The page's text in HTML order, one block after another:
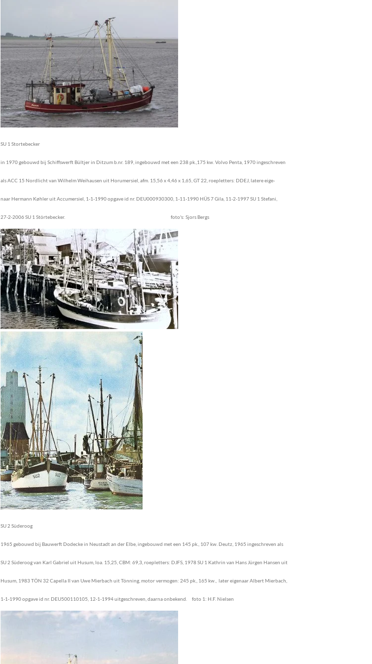
SU 1 Stortebecker
in 1970 gebouwd bij Schiffswerft Bültjer in Ditzum b.nr. 189, ingebouwd met een 238 pk.,175 kw. Volvo Penta, 1970 ingeschreven
als ACC 15 Nordlicht van Wilhelm Weihausen uit Horumersiel, afm. 15,56 x 4,46 x 1,65, GT 22, roepletters: DDEJ, latere eige-
naar Hermann Køhler uit Accumersiel, 1-1-1990 opgaveid nr. DEU000930300, 1-11-1990 HÜS 7 Gila, 11-2-1997 SU 1 Stefani,
27-2-2006 SU 1 Störtebecker. foto's: Sjors Bergs
SU 2 Süderoog
1965 gebouwd bij Bauwerft Dodecke in Neustadt an der Elbe, ingebouwd met een 145 pk., 107 kw. Deutz, 1965 ingeschreven als
SU 2 Süderoog van Karl Gabriel uit Husum, loa. 15,25, CBM: 69,3, roepletters: DJFS, 1978 SU 1 Kathrin van Hans Jürgen Hansen uit
Husum, 1983 TÖN 32 Capella II van Uwe Mierbach uit Tönning, motor vermogen: 245 pk., 165 kw., later eigenaar Albert Mierbach,
1-1-1990 opgave id nr. DEU500110105, 12-1-1994 uitgeschreven, daarna onbekend. foto 1: H.F. Nielsen